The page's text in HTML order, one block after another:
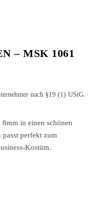
– MSK 1061
nach §19 (1) UStG.
in einen schönen
perfekt zum
Kostüm.